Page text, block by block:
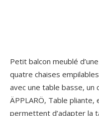
Petit balcon meublé
quatre chaises
avec une table basse, un
ÄPPLARÖ, Table
permettent d’adapter la